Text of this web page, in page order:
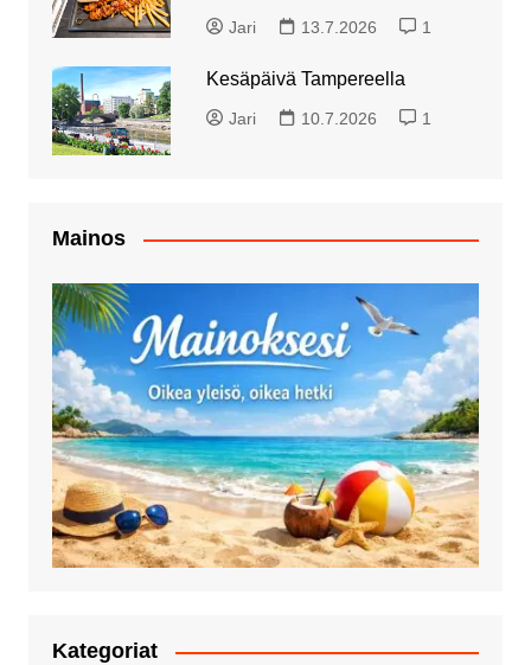
Jari 13.7.2026 1
Kesäpäivä Tampereella
Jari 10.7.2026 1
Mainos
Kategoriat